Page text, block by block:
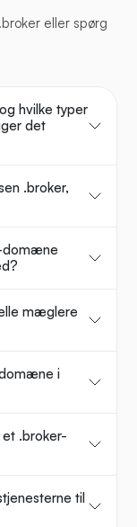
eller spørg
hvilke typer
det
.broker,
domæne
mæglere
i
.broker-
til